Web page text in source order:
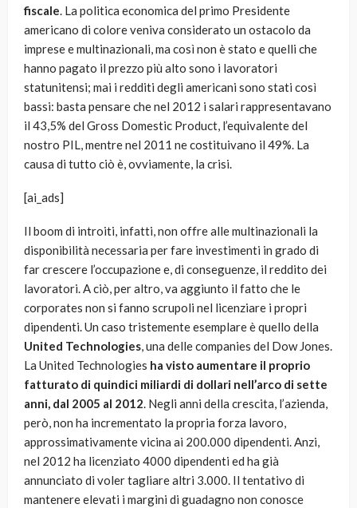
fiscale. La politica economica del primo Presidente
americano di colore veniva considerato un ostacolo da
imprese e multinazionali, ma così non è stato e quelli che
hanno pagato il prezzo più alto sono i lavoratori
statunitensi; mai i redditi degli americani sono stati così
bassi: basta pensare che nel 2012 i salari rappresentavano
il 43,5% del Gross Domestic Product, l’equivalente del
nostro PIL, mentre nel 2011 ne costituivano il 49%. La
causa di tutto ciò è, ovviamente, la crisi.
[ai_ads]
Il boom di introiti, infatti, non offre alle multinazionali la
disponibilità necessaria per fare investimenti in grado di
far crescere l’occupazione e, di conseguenze, il reddito dei
lavoratori. A ciò, per altro, va aggiunto il fatto che le
corporates non si fanno scrupoli nel licenziare i propri
dipendenti. Un caso tristemente esemplare è quello della
United Technologies, una delle companies del Dow Jones.
La United Technologies ha visto aumentare il proprio
fatturato di quindici miliardi di dollari nell’arco di sette
anni, dal 2005 al 2012. Negli anni della crescita, l’azienda,
però, non ha incrementato la propria forza lavoro,
approssimativamente vicina ai 200.000 dipendenti. Anzi,
nel 2012 ha licenziato 4000 dipendenti ed ha già
annunciato di voler tagliare altri 3.000. Il tentativo di
mantenere elevati i margini di guadagno non conosce